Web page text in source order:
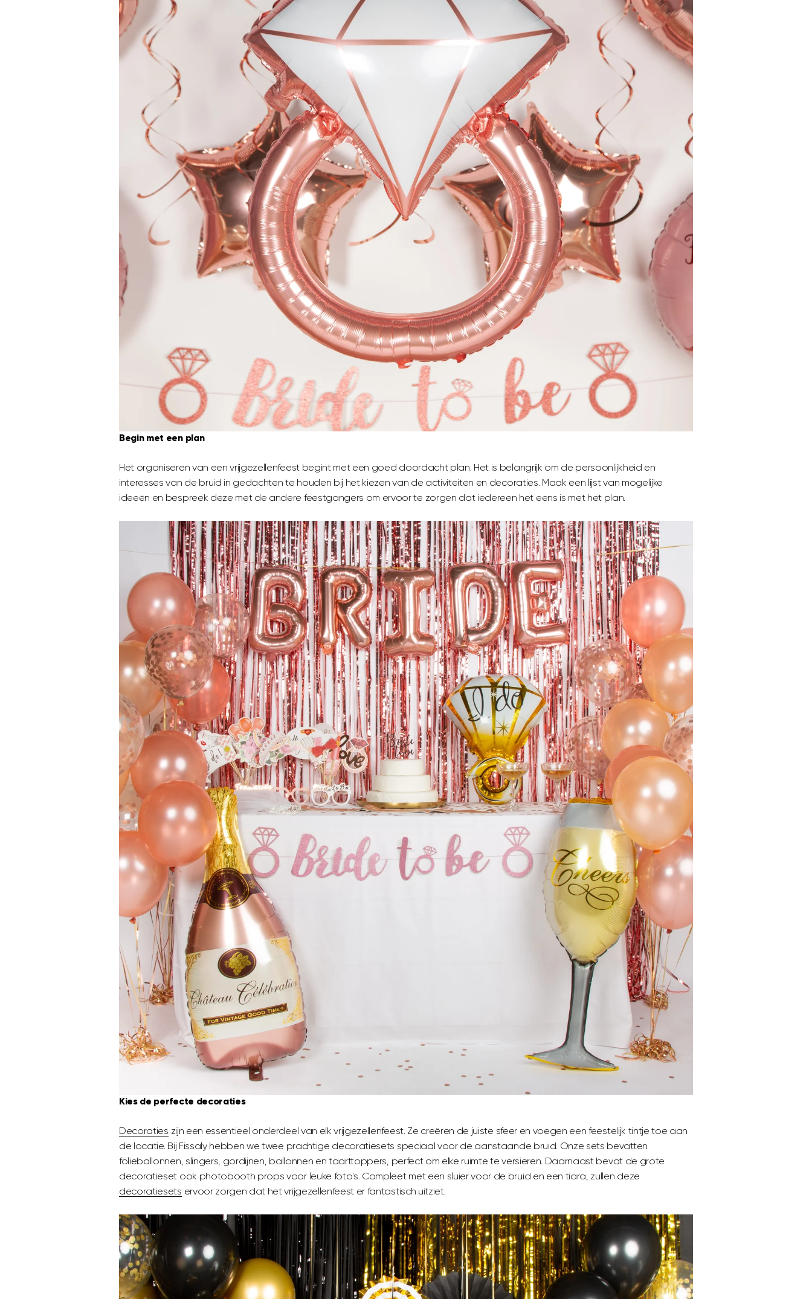
Begin met een plan
Het organiseren van een vrijgezellenfeest begint met een goed doordacht plan. Het is belangrijk om de persoonlijkheid en
interesses van de bruid in gedachten te houden bij het kiezen van de activiteiten en decoraties. Maak een lijst van mogelijke
ideeën en bespreek deze met de andere feestgangers om ervoor te zorgen dat iedereen het eens is met het plan.
Kies de perfecte decoraties
Decoraties zijn een essentieel onderdeel van elk vrijgezellenfeest. Ze creëren de juiste sfeer en voegen een feestelijk tintje toe aan
de locatie. Bij Fissaly hebben we twee prachtige decoratiesets speciaal voor de aanstaande bruid. Onze sets bevatten
folieballonnen, slingers, gordijnen, ballonnen en taarttoppers, perfect om elke ruimte te versieren. Daarnaast bevat de grote
decoratieset ook photobooth props voor leuke foto's. Compleet met een sluier voor de bruid en een tiara, zullen deze
decoratiesets ervoor zorgen dat het vrijgezellenfeest er fantastisch uitziet.